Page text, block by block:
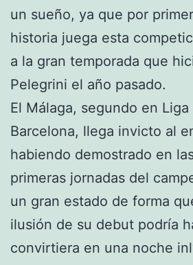
un sueño, ya que por
historia juega esta
a la gran temporada que
Pelegrini el año pasado.
El Málaga, segundo en Liga
Barcelona, llega invicto al
habiendo demostrado en
primeras jornadas del
un gran estado de forma
ilusión de su debut podría
convirtiera en una noche